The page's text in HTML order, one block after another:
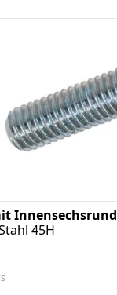
Innensechsrund
45H